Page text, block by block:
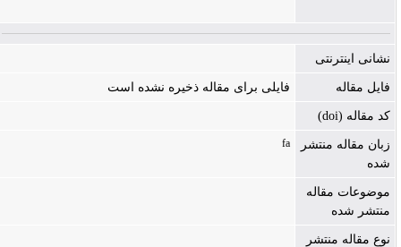
نشانی اینترنتی
فایل مقاله فایلی برای مقاله ذخیره نشده است
کد مقاله (doi)
زبان مقاله منتشر
شده
موضوعات مقاله
منتشر شده
نوع مقاله منتشر